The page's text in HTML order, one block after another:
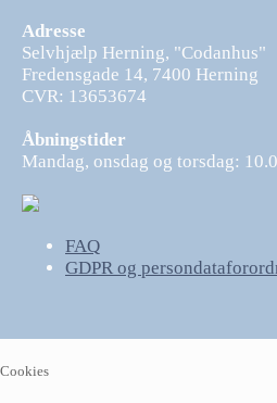
Adresse
Selvhjælp Herning, "Codanhus"
Fredensgade 14, 7400 Herning
CVR: 13653674
Åbningstider
Mandag, onsdag og torsdag:
FAQ
GDPR og
Cookies